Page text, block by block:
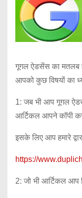
गूगल ऐडसेंस का मतलब
आपको कुछ विषयों का
1: जब भी आप गूगल
आर्टिकल आपने कॉपी
इसके लिए आप हमारे
https://
2: जो भी आर्टिकल आप